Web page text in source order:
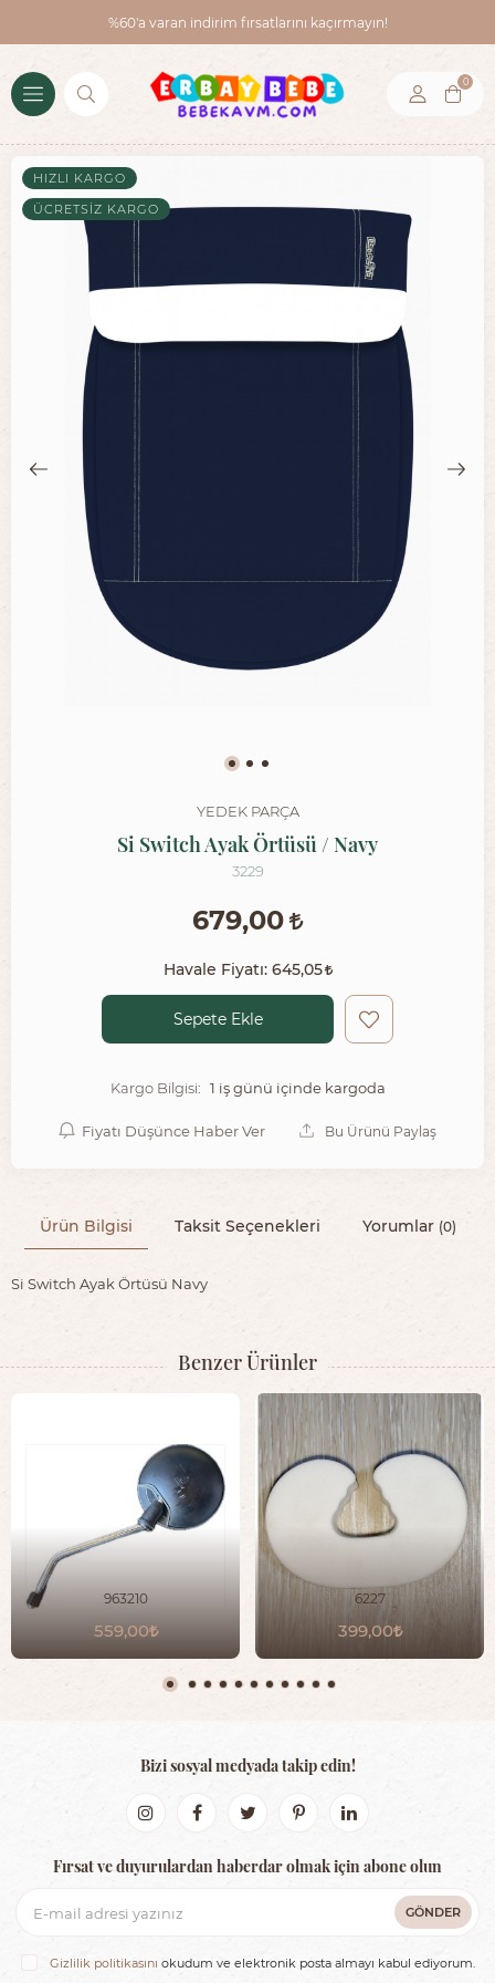
%60'a varan indirim fırsatlarını kaçırmayın!
0
HIZLI KARGO
ÜCRETSIZ KARGO
YEDEK PARÇA
Si Switch Ayak Örtüsü / Navy
3229
679,00
Havale Fiyatı: 645,05
Sepete Ekle
Kargo Bilgisi: 1 iş günü içinde kargoda
Fiyatı Düşünce Haber Ver Bu Ürünü Paylaş
Ürün Bilgisi Taksit Seçenekleri Yorumlar (0)
Si Switch Ayak Örtüsü Navy
Benzer Ürünler
963210
559,00
6227
399,00
Bizi sosyal medyada takip edin!
Fırsat ve duyurulardan haberdar olmak için abone olun
GÖNDER
Gizlilik politikasını okudum ve elektronik posta almayı kabul ediyorum.